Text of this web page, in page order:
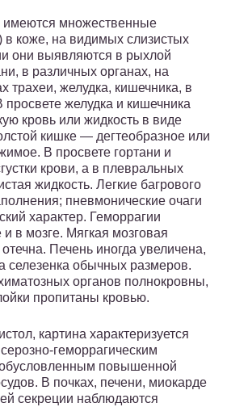
имеются множественные
в коже, на видимых слизистых
они выявляются в рыхлой
в различных органах, на
трахеи, желудка, кишечника, в
желудка и кишечника
кровь или жидкость в виде
кишке — дегтеобразное или
В просвете гортани и
крови, а в плевральных
жидкость. Легкие багрового
пневмонические очаги
характер. Геморрагии
в мозге. Мягкая мозговая
Печень иногда увеличена,
селезенка обычных размеров.
органов полнокровны,
пропитаны кровью.
картина характеризуется
геморрагическим
повышенной
В почках, печени, миокарде
секреции наблюдаются